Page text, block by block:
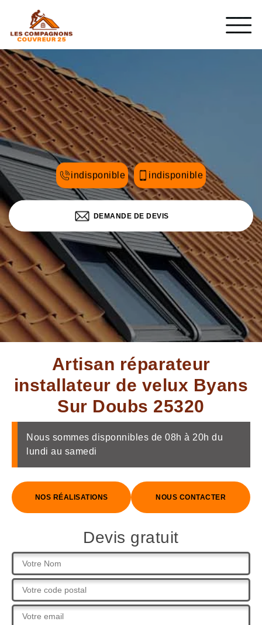
indisponible indisponible
DEMANDE DE DEVIS
Artisan réparateur
installateur de velux Byans
Sur Doubs 25320
Nous sommes disponnibles de 08h à 20h du
lundi au samedi
NOS RÉALISATIONS NOUS CONTACTER
Devis gratuit